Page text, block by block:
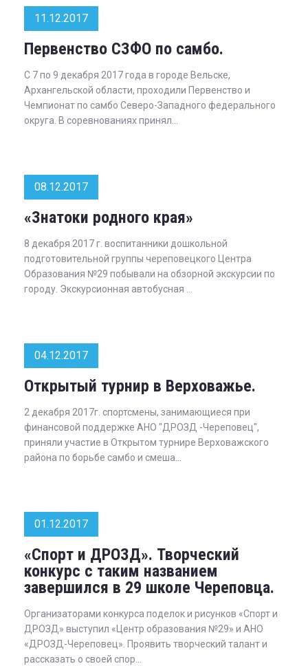
11.12.2017
Первенство СЗФО по самбо.
С 7 по 9 декабря 2017 года в городе Вельске,
Архангельской области, проходили Первенство и
Чемпионат по самбо Северо-Западного федерального
округа. В соревнованиях принял...
08.12.2017
«Знатоки родного края»
8 декабря 2017 г. воспитанники дошкольной
подготовительной группы череповецкого Центра
Образования №29 побывали на обзорной экскурсии по
городу. Экскурсионная автобусная ...
04.12.2017
Открытый турнир в Верховажье.
2 декабря 2017г. спортсмены, занимающиеся при
финансовой поддержке АНО "ДРОЗД -Череповец",
приняли участие в Открытом турнире Верховажского
района по борьбе самбо и смеша...
01.12.2017
«Спорт и ДРОЗД». Творческий
конкурс с таким названием
завершился в 29 школе Череповца.
Организаторами конкурса поделок и рисунков «Спорт и
ДРОЗД» выступил «Центр образования №29» и АНО
«ДРОЗД-Череповец». Проявить творческий талант и
рассказать о своей спор...